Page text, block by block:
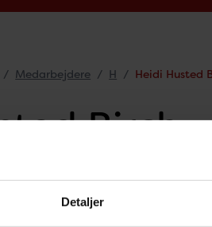
Detaljer
Medarbejdere H Heidi Husted
Birch
Kontakt